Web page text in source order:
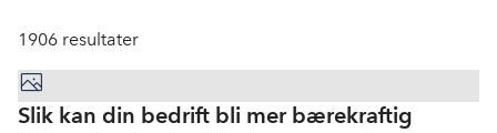
1906 resultater
Slik kan din bedrift bli mer bærekraftig